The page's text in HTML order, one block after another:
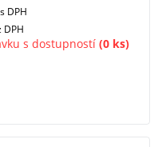
s DPH
DPH
s dostupností (0 ks)